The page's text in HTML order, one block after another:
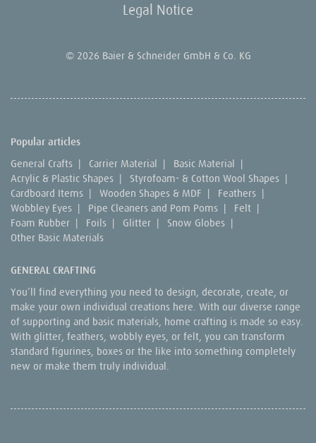
Legal Notice
© 2026 Baier & Schneider GmbH & Co. KG
Popular articles
General Crafts | Carrier Material | Basic Material |
Acrylic & Plastic Shapes | Styrofoam- & Cotton Wool Shapes |
Cardboard Items | Wooden Shapes & MDF | Feathers |
Wobbley Eyes | Pipe Cleaners and Pom Poms | Felt |
Foam Rubber | Foils | Glitter | Snow Globes |
Other Basic Materials
GENERAL CRAFTING
You’ll find everything you need to design, decorate, create, or
make your own individual creations here. With our diverse range
of supporting and basic materials, home crafting is made so easy.
With glitter, feathers, wobbly eyes, or felt, you can transform
standard figurines, boxes or the like into something completely
new or make them truly individual.